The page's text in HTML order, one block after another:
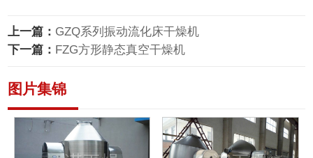
上一篇： GZQ系列振动流化床干燥机
下一篇： FZG方形静态真空干燥机
图片集锦